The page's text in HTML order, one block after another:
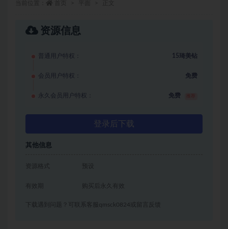
资源信息
普通用户特权： 15琦美钻
会员用户特权： 免费
永久会员用户特权： 免费
登录后下载
其他信息
资源格式 预设
有效期 购买后永久有效
下载遇到问题？可联系客服qmsck0824或留言反馈